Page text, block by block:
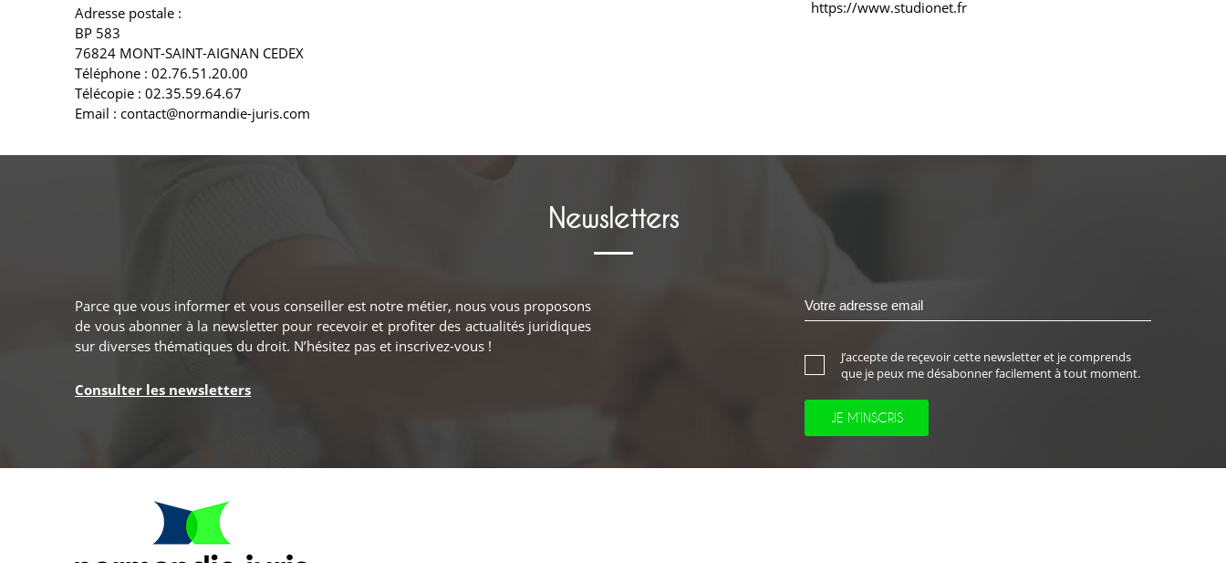
Adresse postale :
BP 583
76824 MONT-SAINT-AIGNAN CEDEX
Téléphone : 02.76.51.20.00
Télécopie : 02.35.59.64.67
Email : contact@normandie-juris.com
https://www.studionet.fr
Newsletters
Parce que vous informer et vous conseiller est notre métier, nous vous proposons
de vous abonner à la newsletter pour recevoir et profiter des actualités juridiques
sur diverses thématiques du droit. N’hésitez pas et inscrivez-vous !
Consulter les newsletters
J’accepte de reçevoir cette newsletter et je comprends
que je peux me désabonner facilement à tout moment.